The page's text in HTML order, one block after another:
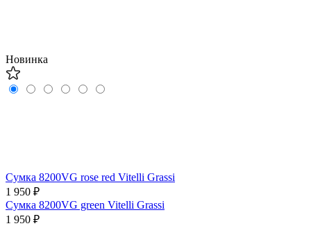
Новинка
Сумка 8200VG rose red Vitelli Grassi
1 950 ₽
Сумка 8200VG green Vitelli Grassi
1 950 ₽